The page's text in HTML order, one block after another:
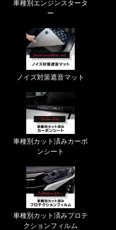
車種別エンジンスタータ
ー
ノイズ対策遮音マット
車種別カット済みカーボ
ンシート
車種別カット済みプロテ
クションフィルム